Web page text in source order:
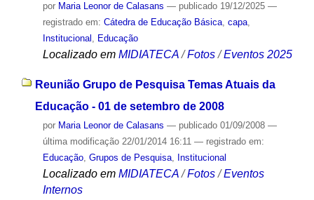
por Maria Leonor de Calasans — publicado19/12/2025 —
registrado em: Cátedra de Educação Básica, capa,
Institucional , Educação
Localizado em MIDIATECA /Fotos /Eventos 2025
Reunião Grupo de Pesquisa Temas Atuais da
Educação - 01 de setembro de 2008
por Maria Leonor de Calasans — publicado01/09/2008 —
última modificação22/01/2014 16:11 — registrado em:
Educação, Grupos de Pesquisa, Institucional
Localizado em MIDIATECA /Fotos /Eventos
Internos